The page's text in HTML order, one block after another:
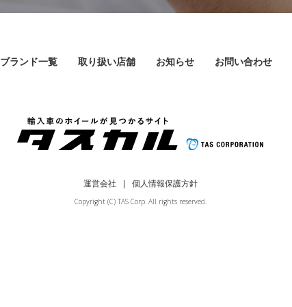
ブランド一覧 取り扱い店舗 お知らせ お問い合わせ
運営会社
個人情報保護方針
Copyright (C) TAS Corp. All rights reserved.